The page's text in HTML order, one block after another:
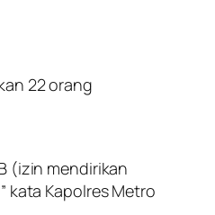
22 orang
(izin mendirikan
Kapolres Metro